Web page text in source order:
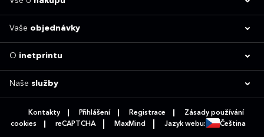
Vaše objednávky
O inetprintu
Naše služby
Kontakty Přihlášení Registrace
Zásady používání
cookies
reCAPTCHA MaxMind Jazyk webu: Čeština